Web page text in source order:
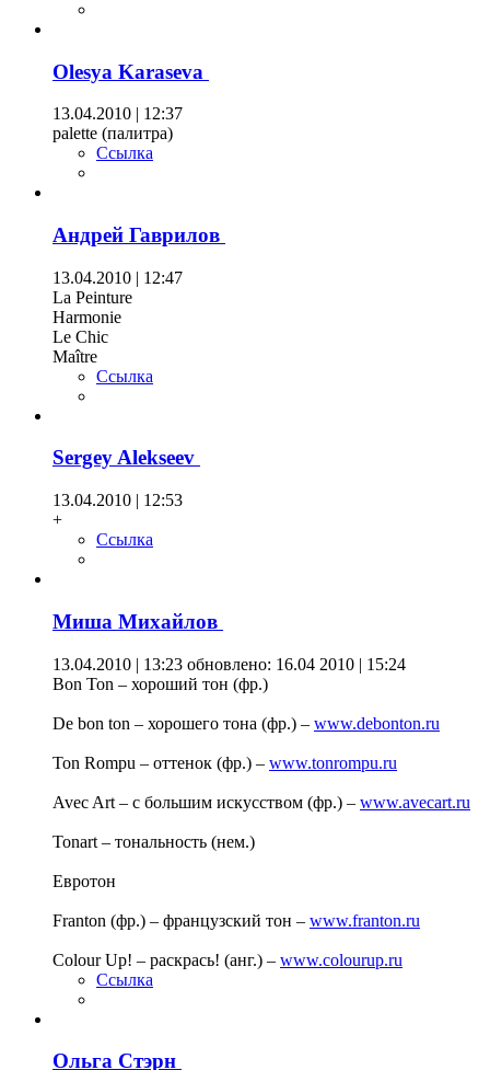
Olesya Karaseva
13.04.2010 | 12:37
palette (палитра)
Ссылка
Андрей Гаврилов
13.04.2010 | 12:47
La Peinture
Harmonie
Le Сhic
Maître
Ссылка
Sergey Alekseev
13.04.2010 | 12:53
+
Ссылка
Миша Михайлов
13.04.2010 | 13:23 обновлено: 16.04 2010 | 15:24
Bon Ton – хороший тон (фр.)
De bon ton – хорошего тона (фр.) – www.debonton.ru
Ton Rompu – оттенок (фр.) – www.tonrompu.ru
Avec Art – с большим искусством (фр.) – www.avecart.ru
Tonart – тональность (нем.)
Евротон
Franton (фр.) – французский тон – www.franton.ru
Colour Up! – раскрась! (анг.) – www.colourup.ru
Ссылка
Ольга Стэрн